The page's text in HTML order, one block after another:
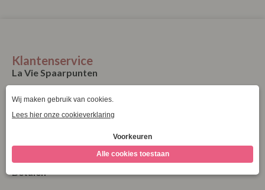
Klantenservice
La Vie Spaarpunten
Verzending & Levering
Retourneren
Bestellen